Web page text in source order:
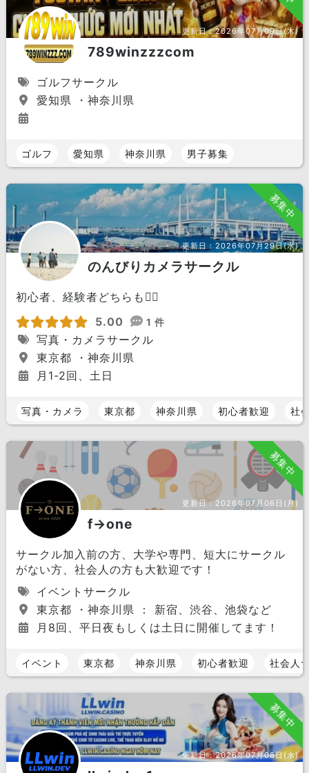
更新日：2026年07月09日(木)
789winzzzcom
ゴルフサークル
愛知県 ・神奈川県
ゴルフ 愛知県 神奈川県 男子募集
募集中
更新日：2026年07月29日(水)
のんびりカメラサークル
初心者、経験者どちらも🙆‍♂️
5.00
1 件
写真・カメラサークル
東京都 ・神奈川県
月1-2回、土日
写真・カメラ 東京都 神奈川県 初心者歓迎 社
募集中
更新日：2026年07月06日(月)
f→one
サークル加入前の方、大学や専門、短大にサークル
がない方、社会人の方も大歓迎です！
イベントサークル
東京都 ・神奈川県 ： 新宿、渋谷、池袋など
月8回、平日夜もしくは土日に開催してます！
イベント 東京都 神奈川県 初心者歓迎 社会人
募集中
更新日：2026年07月08日(水)